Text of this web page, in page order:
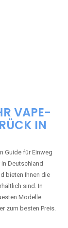
VAPE-
IN
Guide für Einweg
Deutschland
bieten Ihnen die
sind. In
Modelle
zum besten Preis.